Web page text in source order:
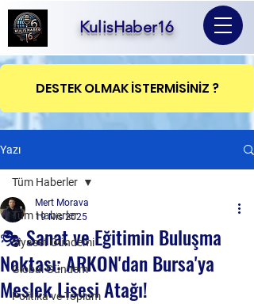
KulisHaber16
DESTEK OLMAK İSTERMİSİNİZ ?
Yazı
Tüm Haberler
Siyaset Gündemi
Global Gündem
Politika ve Toplum
Tüm Haberler
🎭 Sanat ve Eğitimin Buluşma
Noktası: ARKON'dan Bursa'ya
Meslek Lisesi Atağı!
Mert Morava
19 Nis 2025